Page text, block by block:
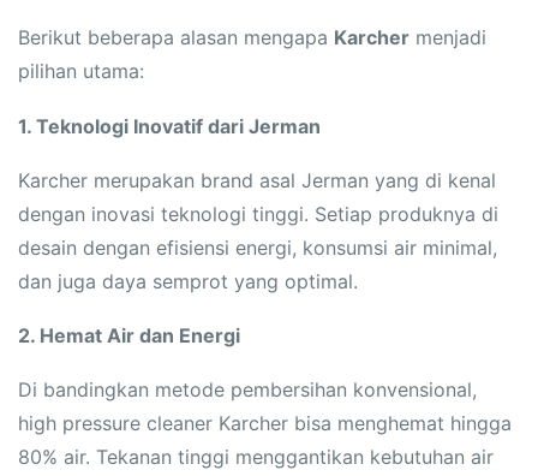
Berikut beberapa alasan mengapa Karcher menjadi
pilihan utama:
1. Teknologi Inovatif dari Jerman
Karcher merupakan brand asal Jerman yang di kenal
dengan inovasi teknologi tinggi. Setiap produknya di
desain dengan efisiensi energi, konsumsi air minimal,
dan juga daya semprot yang optimal.
2. Hemat Air dan Energi
Di bandingkan metode pembersihan konvensional,
high pressure cleaner Karcher bisa menghemat hingga
80% air. Tekanan tinggi menggantikan kebutuhan air